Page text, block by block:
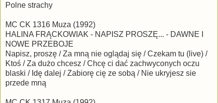
Polne strachy
MC CK 1316 Muza (1992)
HALINA FRĄCKOWIAK - NAPISZ PROSZĘ... - DAWNE I
NOWE PRZEBOJE
Napisz, proszę / Za mną nie oglądaj się / Czekam tu (live) /
Ktoś / Za dużo chcesz / Chcę ci dać zachwyconych oczu
blaski / Idę dalej / Zabiorę cię ze sobą / Nie ukryjesz sie
przede mną